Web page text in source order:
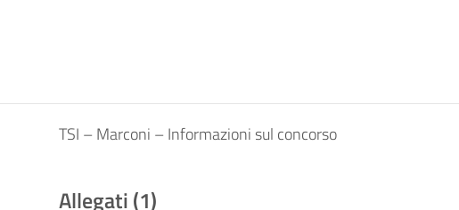
TSI – Marconi – Informazioni sul concorso
Allegati (1)